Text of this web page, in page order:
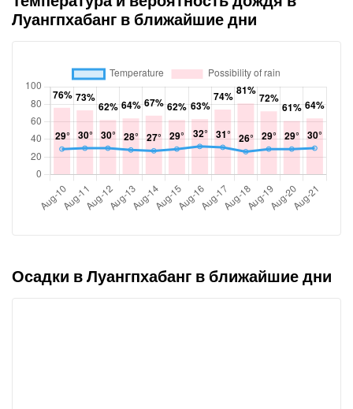
Луангпхабанг в ближайшие дни
Осадки в Луангпхабанг в ближайшие дни